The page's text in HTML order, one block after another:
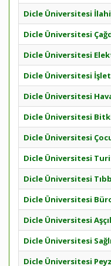
Dicle Üniversitesi
Dicle Üniversitesi
Dicle Üniversitesi
Dicle Üniversitesi
Dicle Üniversitesi
Dicle Üniversitesi
Dicle Üniversitesi
Dicle Üniversitesi
Dicle Üniversitesi
Dicle Üniversitesi
Dicle Üniversitesi
Dicle Üniversitesi
Dicle Üniversitesi